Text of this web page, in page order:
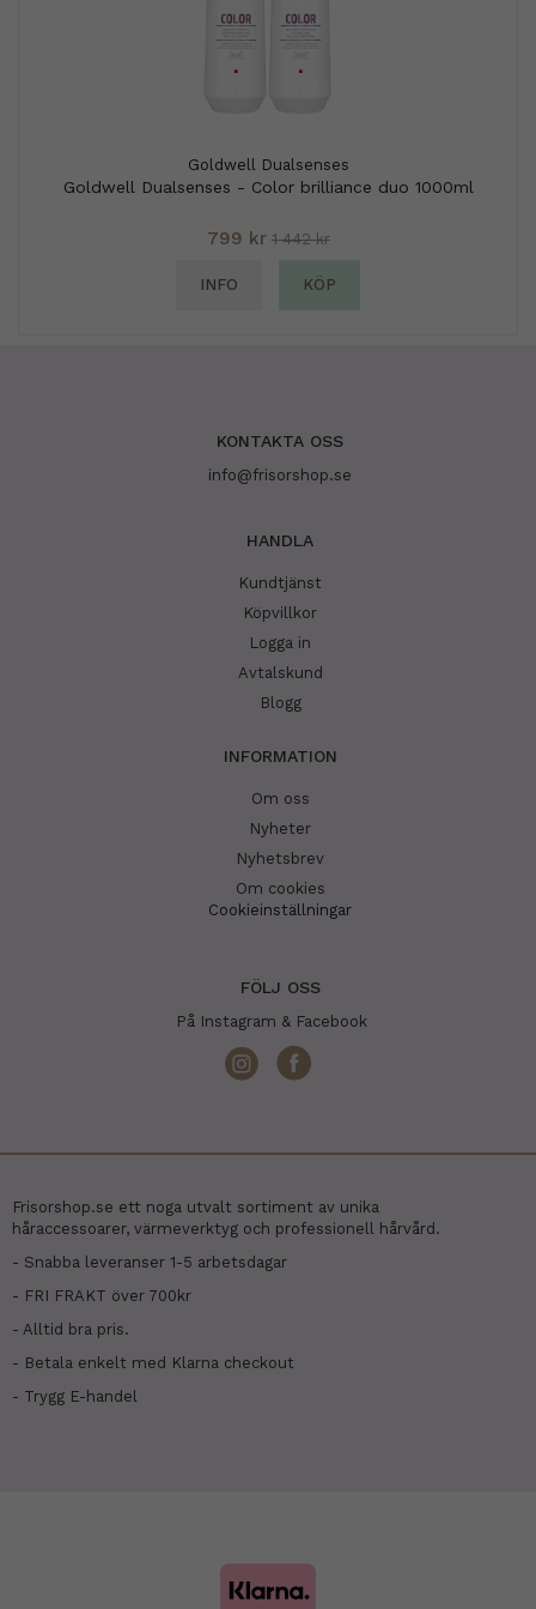
Goldwell Dualsenses
Goldwell Dualsenses - Color brilliance duo 1000ml
799 kr 1 442 kr
INFO KÖP
KONTAKTA OSS
info@frisorshop.se
HANDLA
Kundtjänst
Köpvillkor
Logga in
Avtalskund
Blogg
INFORMATION
Om oss
Nyheter
Nyhetsbrev
Om cookies
Cookieinställningar
FÖLJ OSS
På Instagram & Facebook
Frisorshop.se ett noga utvalt sortiment av unika
håraccessoarer, värmeverktyg och professionell hårvård.
- Snabba leveranser 1-5 arbetsdagar
- FRI FRAKT över 700kr
- Alltid bra pris.
- Betala enkelt med Klarna checkout
- Trygg E-handel